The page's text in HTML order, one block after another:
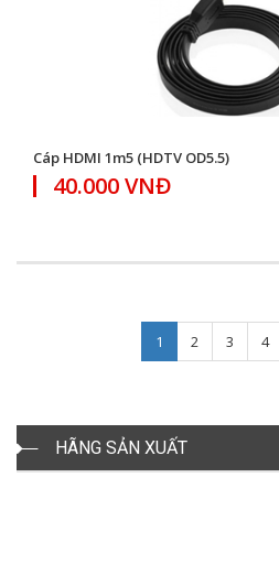
Cáp HDMI 1m5 (HDTV OD5.5)
40.000 VNĐ
1 2 3 4
HÃNG SẢN XUẤT